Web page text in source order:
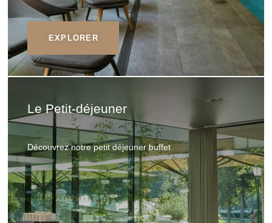
EXPLORER
Le Petit-déjeuner
Découvrez notre petit déjeuner buffet